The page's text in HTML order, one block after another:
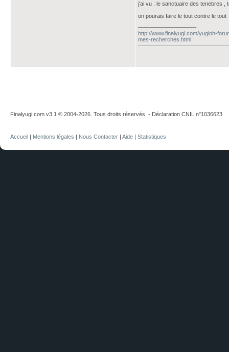
j'ai vu : le sanctuaire des tenebres ,
on pourais faire le tout contre le tout
http://www.finalyugi.com/yugioh-
mes-recherches.html
Finalyugi.com v3.1 © 2004-2026. Tous droits réservés. - Déclaration CNIL n°1036623
Accueil | Mentions légales | Nous Contacter | Aide | Statistiques